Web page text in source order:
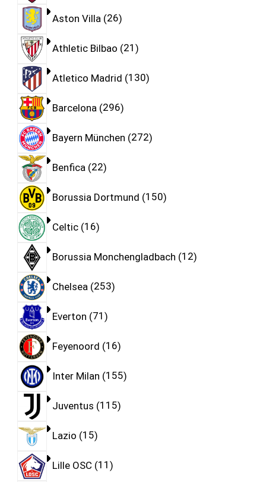
Aston Villa 26
Athletic Bilbao 21
Atletico Madrid 130
Barcelona 296
Bayern München 272
Benfica 22
Borussia Dortmund 150
Celtic 16
Borussia Monchengladbach 12
Chelsea 253
Everton 71
Feyenoord 16
Inter Milan 155
Juventus 115
Lazio 15
Lille OSC 11